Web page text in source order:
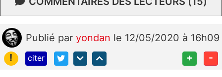
Publié par yondan le 12/05/2020 à 16h09
!
citer + -